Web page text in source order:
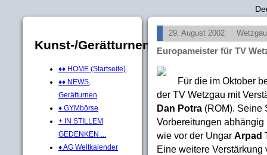
Kunst-/Gerätturnen
♦♦ HOME (Startseite)
♦♦ NEWS,
Gerätturnen
♦ GYMbörse
+ IN STILLEM
GEDENKEN ...
♦ AG Weltkalender
29. August 2002 Wetzgau
Europameister für TV
Für die im Oktober
der TV Wetzgau mit
Dan Potra (ROM). Seine
Vorbereitungen
wie vor der Ungar Arpad
Eine weitere